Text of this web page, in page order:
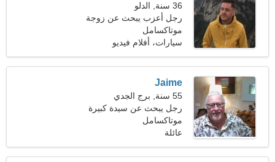
36 سنة, الدلو
رجل أعزب يبحث عن زوجة
موتاكسامل
سيارات، أفلام فيديو
Jaime
55 سنة, برج الجدي
رجل يبحث عن سيدة كبيرة
موتاكسامل
عائلة